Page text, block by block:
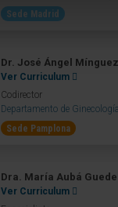
Sede Madrid
Dr. José Ángel
Ver Curriculum
Codirector
Departamento de
Sede Pamplona
Dra. María Aubá
Ver Curriculum